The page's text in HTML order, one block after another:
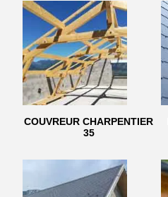
COUVREUR CHARPENTIER
35